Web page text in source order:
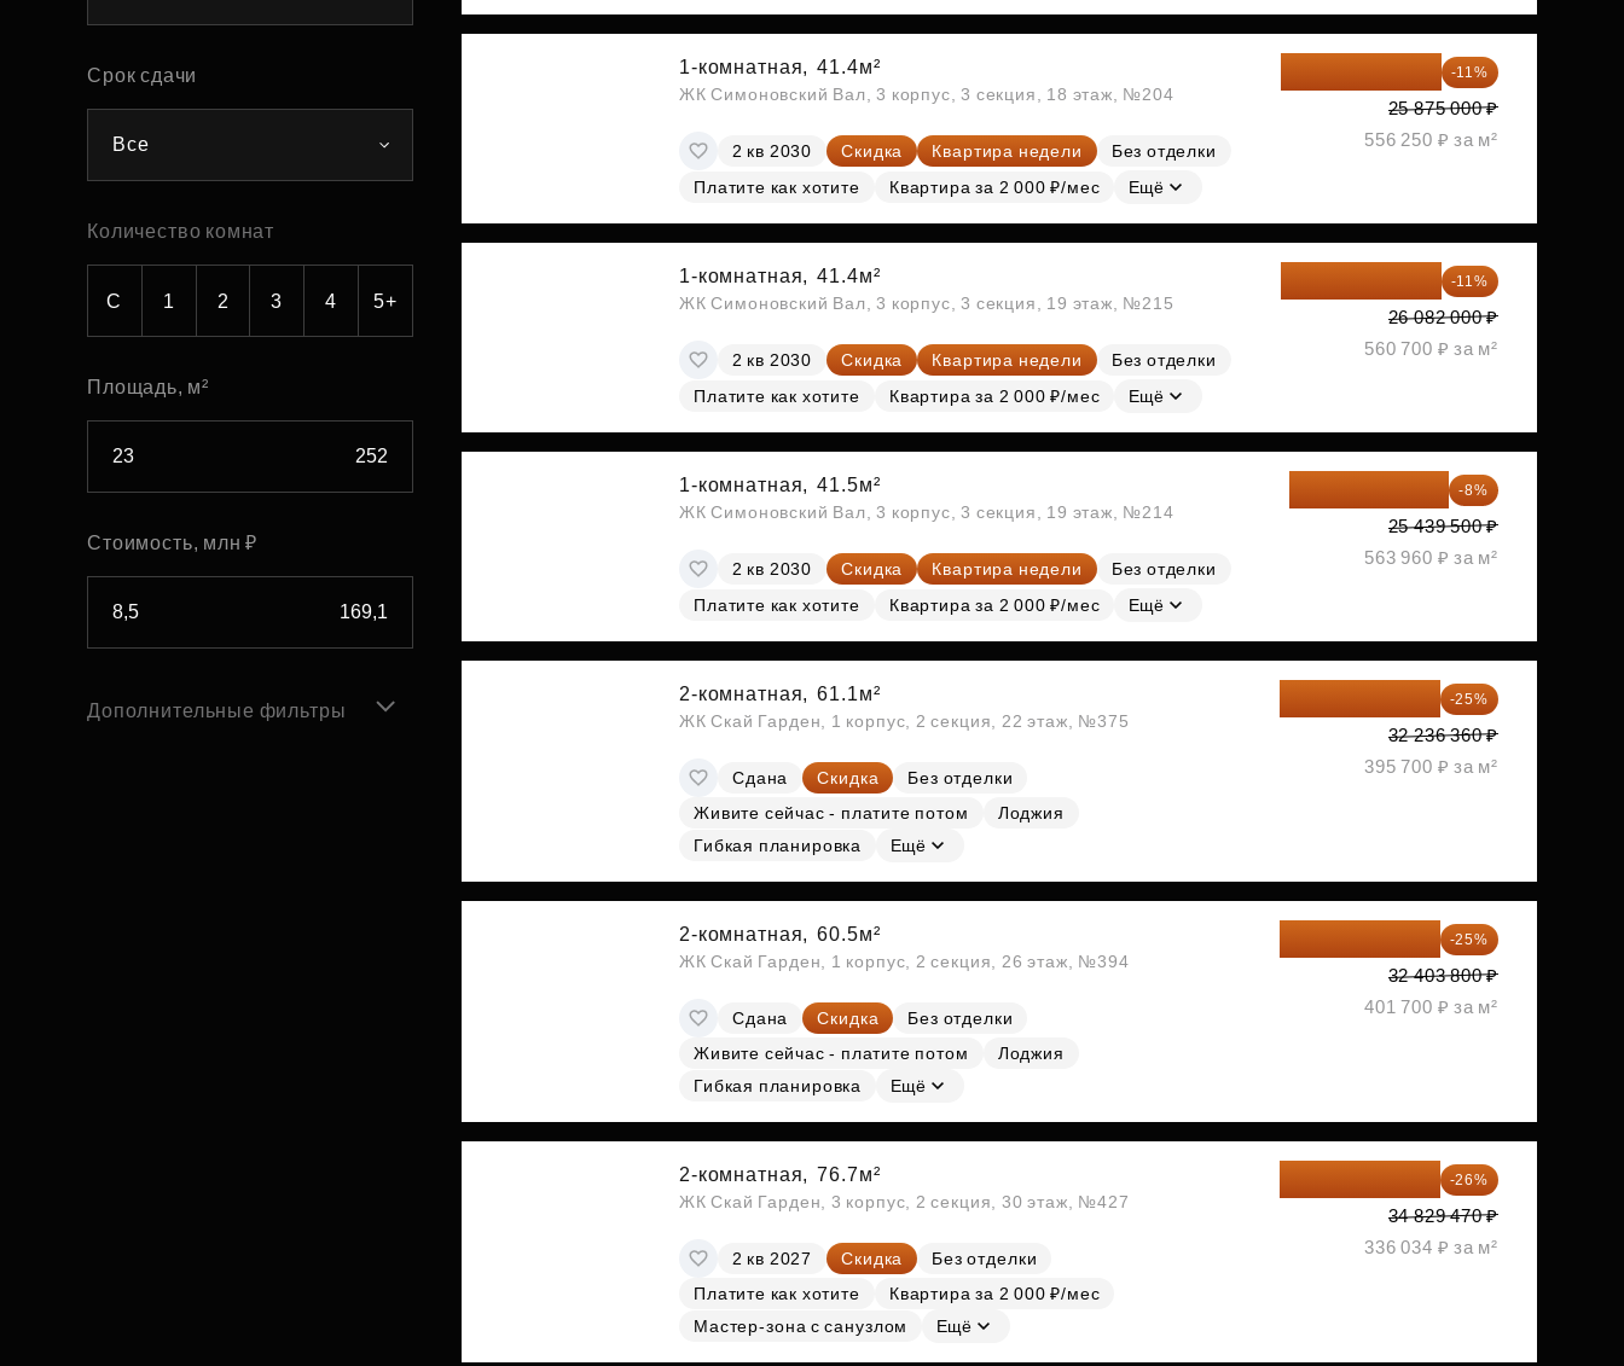
Рефинансирование
Субсидии
Срок сдачи
Все
Количество комнат
С 1 2 3 4 5+
Площадь, м²
Стоимость, млн ₽
Дополнительные фильтры
1-комнатная, 41.4м²
ЖК Симоновский Вал, 3 корпус, 3 секция, 18 этаж, №204
2 кв 2030 Скидка Квартира недели
Без отделки
Платите как хотите
Квартира за 2 000 ₽/мес Ещё
-11%
25 875 000 ₽
556 250 ₽ за м²
1-комнатная, 41.4м²
ЖК Симоновский Вал, 3 корпус, 3 секция, 19 этаж, №215
2 кв 2030 Скидка Квартира недели
Без отделки
Платите как хотите
Квартира за 2 000 ₽/мес Ещё
-11%
26 082 000 ₽
560 700 ₽ за м²
1-комнатная, 41.5м²
ЖК Симоновский Вал, 3 корпус, 3 секция, 19 этаж, №214
2 кв 2030 Скидка Квартира недели
Без отделки
Платите как хотите
Квартира за 2 000 ₽/мес Ещё
23 404 340 ₽ -8%
25 439 500 ₽
563 960 ₽ за м²
2-комнатная, 61.1м²
ЖК Скай Гарден, 1 корпус, 2 секция, 22 этаж, №375
Сдана Скидка
Без отделки
Живите сейчас - платите потом
Лоджия
Гибкая планировка
Ещё
-25%
32 236 360 ₽
395 700 ₽ за м²
2-комнатная, 60.5м²
ЖК Скай Гарден, 1 корпус, 2 секция, 26 этаж, №394
Сдана Скидка
Без отделки
Живите сейчас - платите потом
Лоджия
Гибкая планировка
Ещё
-25%
32 403 800 ₽
401 700 ₽ за м²
2-комнатная, 76.7м²
ЖК Скай Гарден, 3 корпус, 2 секция, 30 этаж, №427
2 кв 2027 Скидка
Без отделки
Платите как хотите
Квартира за 2 000 ₽/мес
Мастер-зона с санузлом
Ещё
-26%
34 829 470 ₽
336 034 ₽ за м²